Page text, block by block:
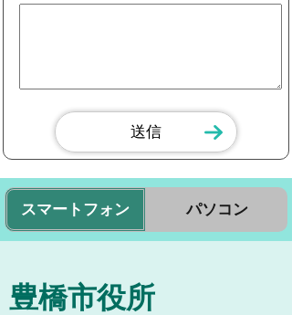
スマートフォン パソコン
豊橋市役所